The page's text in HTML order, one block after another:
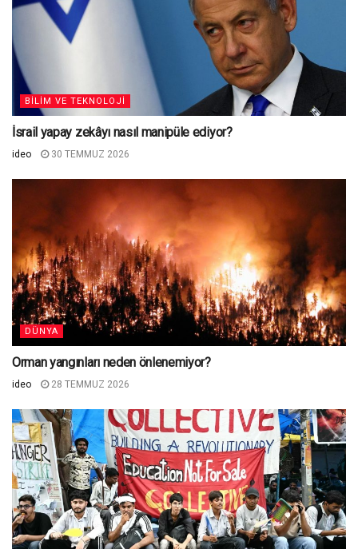
BILIM VE TEKNOLOJI
İsrail yapay zekâyı nasıl manipüle ediyor?
ideo 30 TEMMUZ 2026
DÜNYA
Orman yangınları neden önlenemiyor?
ideo 28 TEMMUZ 2026